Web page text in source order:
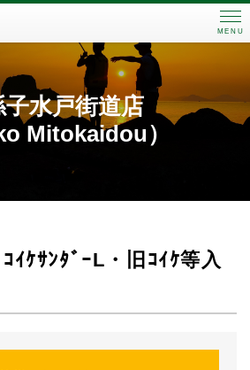
MENU
子水戸街道店
Mitokaidou）
ｲｹｻﾝﾀﾞｰL・旧ｺｲｹ等入